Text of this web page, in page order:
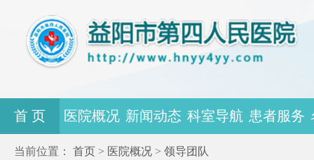
首 页 医院概况 新闻动态 科室导航 患者服务
当前位置： 首页 > 医院概况 > 领导团队